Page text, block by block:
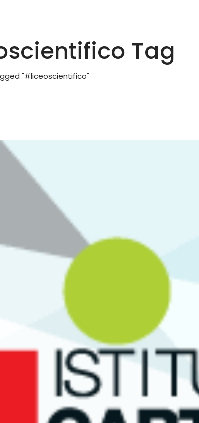
Tag
"#liceoscientifico"